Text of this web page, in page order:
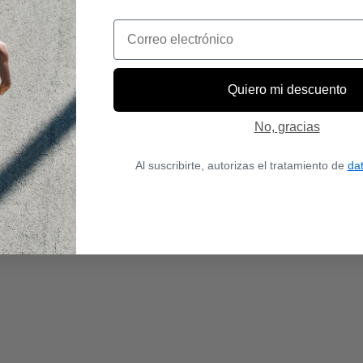
Email
Quiero mi descuento
No, gracias
Al suscribirte, autorizas el tratamiento de